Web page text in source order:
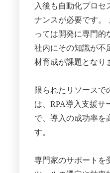
入後も自動化プロセ
ナンスが必要です。
っては開発に専門的
社内にその知識が不
材育成が課題となり
限られたリソースで
は、RPA導入支援サ
で、導入の成功率を
す。
専門家のサポートを